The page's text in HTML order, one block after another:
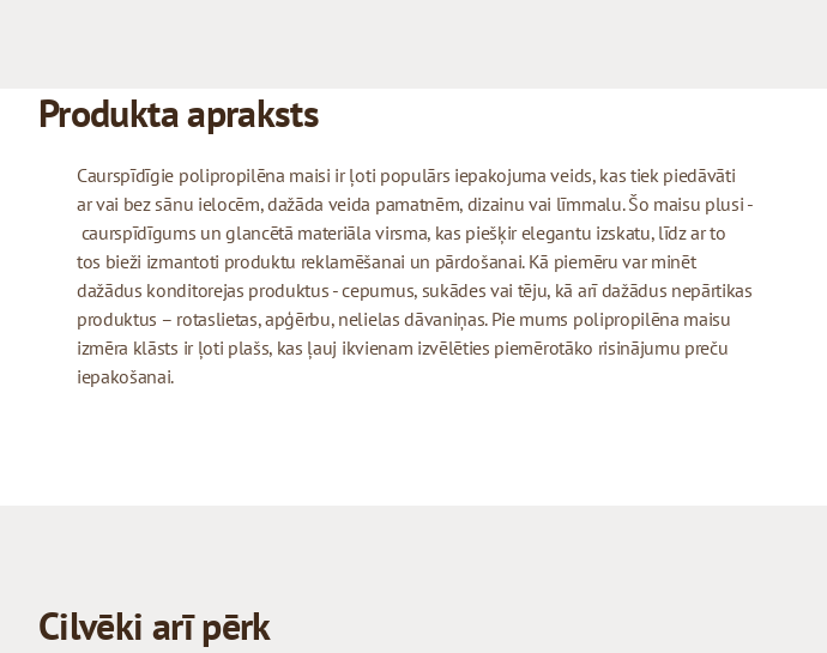
Produkta apraksts
Caurspīdīgie polipropilēna maisi ir ļoti populārs iepakojuma veids, kas tiek piedāvāti
ar vai bez sānu ielocēm, dažāda veida pamatnēm, dizainu vai līmmalu. Šo maisu plusi -
caurspīdīgums un glancētā materiāla virsma, kas piešķir elegantu izskatu, līdz ar to
tos bieži izmantoti produktu reklamēšanai un pārdošanai. Kā piemēru var minēt
dažādus konditorejas produktus - cepumus, sukādes vai tēju, kā arī dažādus nepārtikas
produktus – rotaslietas, apģērbu, nelielas dāvaniņas. Pie mums polipropilēna maisu
izmēra klāsts ir ļoti plašs, kas ļauj ikvienam izvēlēties piemērotāko risinājumu preču
iepakošanai.
Cilvēki arī pērk